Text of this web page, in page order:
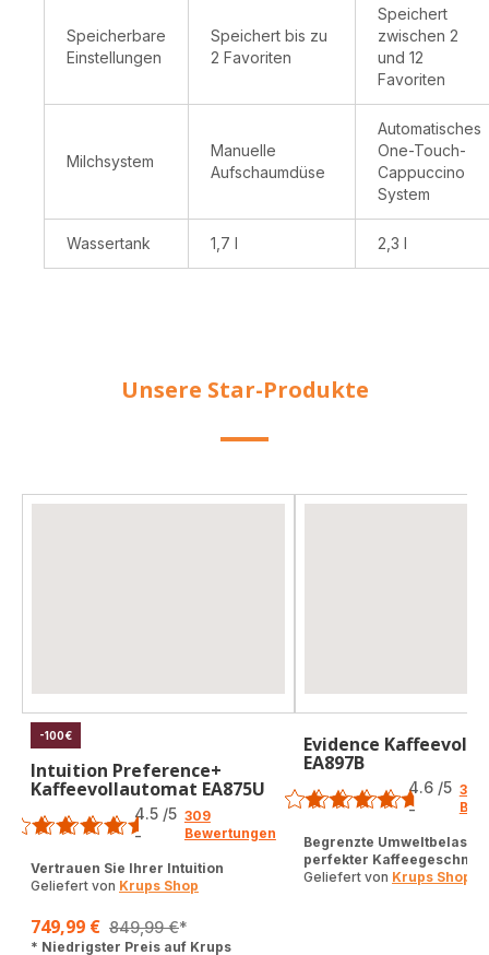
Speicherbare
Einstellungen
Speichert bis zu
2 Favoriten
Speichert
zwischen 2
und 12
Favoriten
Milchsystem
Manuelle
Aufschaumdüse
Automatisches
One-Touch-
Cappuccino
System
Wassertank 1,7 l 2,3 l
Unsere Star-Produkte
-100€
Intuition Preference+
Kaffeevollautomat EA875U
Bewertung
4.5 /5
-
309
Bewertungen
Vertrauen Sie Ihrer Intuition
Geliefert von Krups Shop
Ermäßigter
Preis
749,99 €
Ursprünglicher
Preis
849,99 €*
* Niedrigster Preis auf Krups
Evidence
EA897B
Bewertung
4.6 /5
-
381
Begrenzte
perfekter
Geliefert von Krups Shop